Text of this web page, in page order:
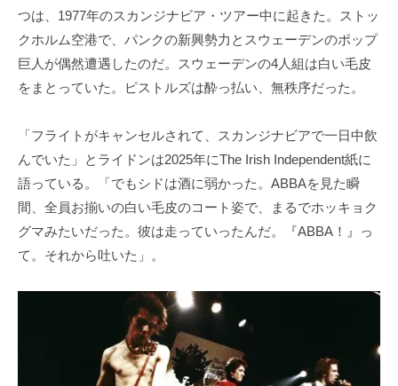
つは、1977年のスカンジナビア・ツアー中に起きた。ストッ
クホルム空港で、パンクの新興勢力とスウェーデンのポップ
巨人が偶然遭遇したのだ。スウェーデンの4人組は白い毛皮
をまとっていた。ピストルズは酔っ払い、無秩序だった。
「フライトがキャンセルされて、スカンジナビアで一日中飲
んでいた」とライドンは2025年にThe Irish Independent紙に
語っている。「でもシドは酒に弱かった。ABBAを見た瞬
間、全員お揃いの白い毛皮のコート姿で、まるでホッキョク
グマみたいだった。彼は走っていったんだ。『ABBA！』っ
て。それから吐いた」。